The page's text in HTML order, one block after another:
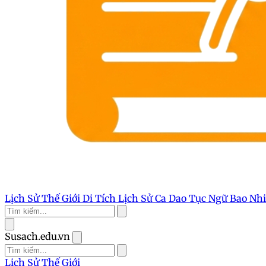
Lịch Sử Thế Giới Di Tích Lịch SửCa Dao Tục NgữBao
Susach.edu.vn
Lịch Sử Thế Giới